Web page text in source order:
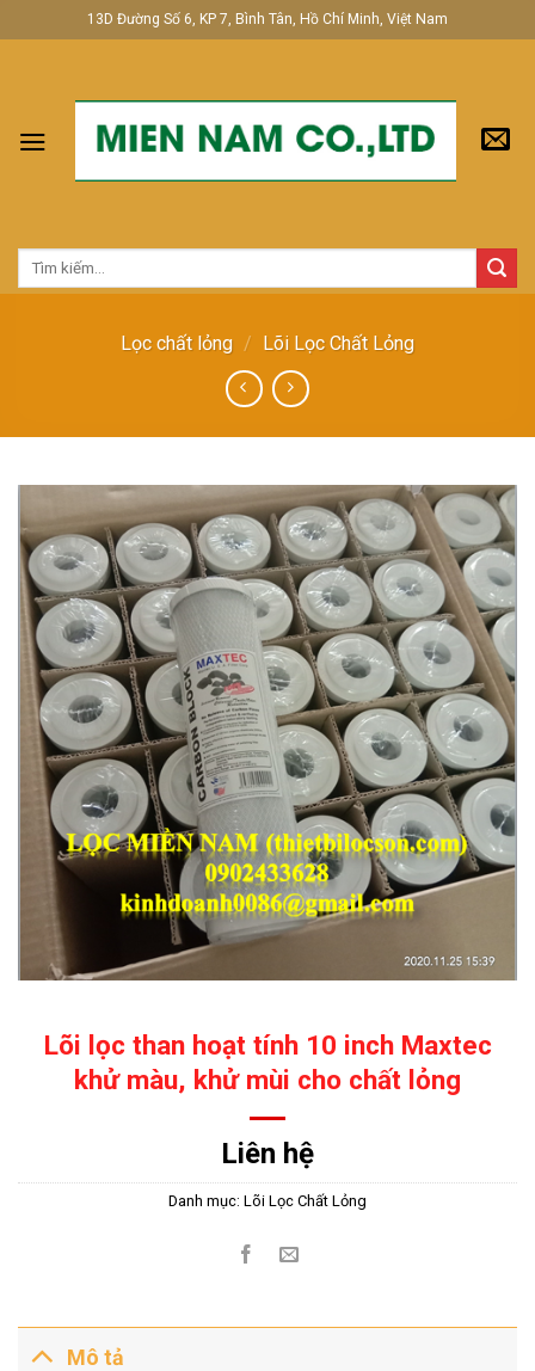
to
13D Đường Số 6, KP 7, Bình Tân, Hồ Chí Minh, Việt Nam
Tìm
Lọc chất lỏng / Lõi Lọc Chất Lỏng
Lõi lọc than hoạt tính 10 inch Maxtec
khử màu, khử mùi cho chất lỏng
Liên hệ
Danh mục: Lõi Lọc Chất Lỏng
Mô tả